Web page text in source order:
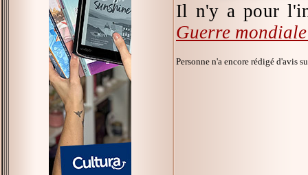
Il n'y a pour
Guerre
Personne n'a encore rédigé d'avis